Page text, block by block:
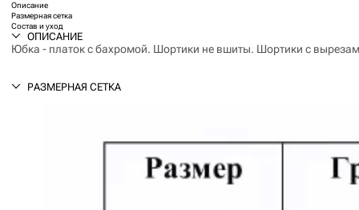
Описание
Размерная сетка
Состав и уход
ОПИСАНИЕ
Юбка - платок с бахромой. Шортики не вшиты. Шортики с
РАЗМЕРНАЯ СЕТКА